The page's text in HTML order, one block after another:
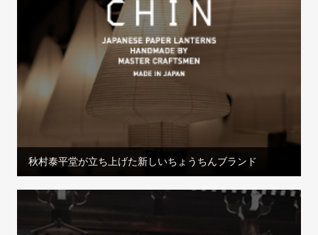
秋村泰平堂が立ち上げた新しいちょうちんブランド